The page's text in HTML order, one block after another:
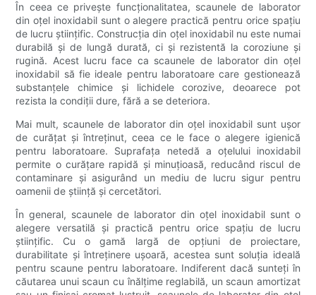
În ceea ce privește funcționalitatea, scaunele de laborator
din oțel inoxidabil sunt o alegere practică pentru orice spațiu
de lucru științific. Construcția din oțel inoxidabil nu este numai
durabilă și de lungă durată, ci și rezistentă la coroziune și
rugină. Acest lucru face ca scaunele de laborator din oțel
inoxidabil să fie ideale pentru laboratoare care gestionează
substanțele chimice și lichidele corozive, deoarece pot
rezista la condiții dure, fără a se deteriora.
Mai mult, scaunele de laborator din oțel inoxidabil sunt ușor
de curățat și întreținut, ceea ce le face o alegere igienică
pentru laboratoare. Suprafața netedă a oțelului inoxidabil
permite o curățare rapidă și minuțioasă, reducând riscul de
contaminare și asigurând un mediu de lucru sigur pentru
oamenii de știință și cercetători.
În general, scaunele de laborator din oțel inoxidabil sunt o
alegere versatilă și practică pentru orice spațiu de lucru
științific. Cu o gamă largă de opțiuni de proiectare,
durabilitate și întreținere ușoară, acestea sunt soluția ideală
pentru scaune pentru laboratoare. Indiferent dacă sunteți în
căutarea unui scaun cu înălțime reglabilă, un scaun amortizat